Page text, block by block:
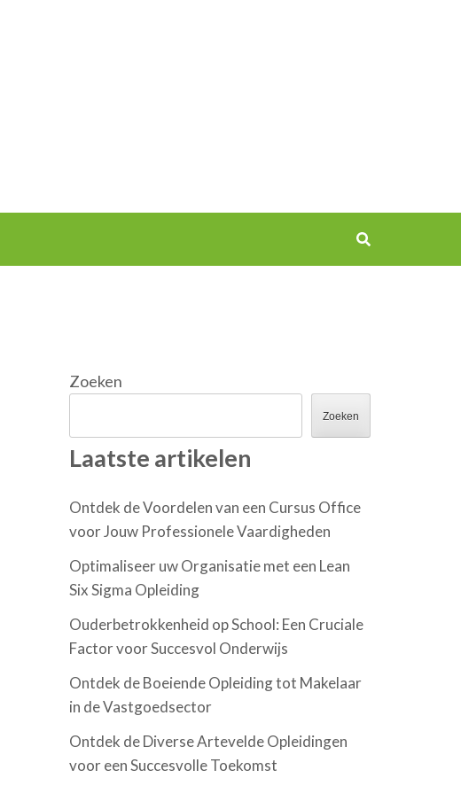
Zoeken
Zoeken
Laatste artikelen
Ontdek de Voordelen van een Cursus Office
voor Jouw Professionele Vaardigheden
Optimaliseer uw Organisatie met een Lean
Six Sigma Opleiding
Ouderbetrokkenheid op School: Een Cruciale
Factor voor Succesvol Onderwijs
Ontdek de Boeiende Opleiding tot Makelaar
in de Vastgoedsector
Ontdek de Diverse Artevelde Opleidingen
voor een Succesvolle Toekomst